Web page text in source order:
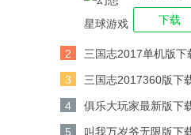
下载
2
三国志2017单机版
戏v6.8.0安卓版下载
3
三国志2017360版下
户端v6.8.0安卓版下
4
俱乐大玩家最新版下
v1.107安卓版下载
5 叫我万岁爷无限版下